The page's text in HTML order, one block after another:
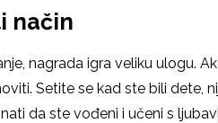
način
nagrada igra veliku ulogu.
Setite se kad ste bili dete,
da ste vođeni i učeni s